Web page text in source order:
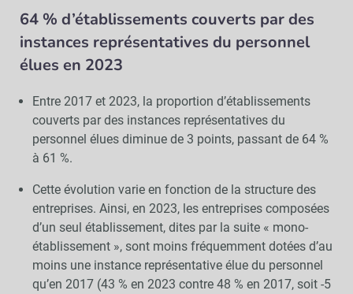
64 % d’établissements couverts par des
instances représentatives du personnel
élues en 2023
Entre 2017 et 2023, la proportion d’établissements
couverts par des instances représentatives du
personnel élues diminue de 3 points, passant de 64 %
à 61 %.
Cette évolution varie en fonction de la structure des
entreprises. Ainsi, en 2023, les entreprises composées
d’un seul établissement, dites par la suite « mono-
établissement », sont moins fréquemment dotées d’au
moins une instance représentative élue du personnel
qu’en 2017 (43 % en 2023 contre 48 % en 2017, soit -5